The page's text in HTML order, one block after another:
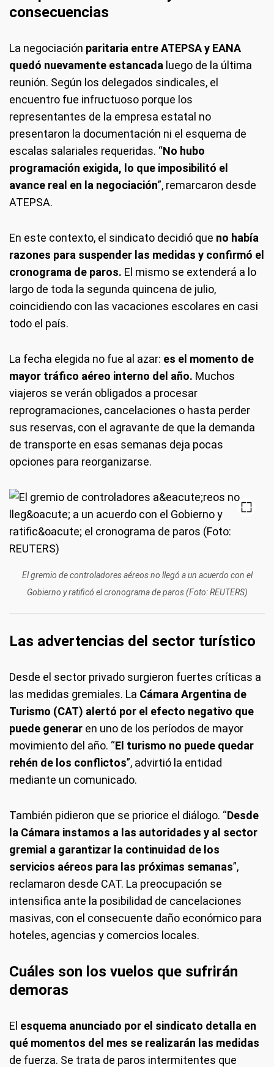
consecuencias
La negociación paritaria entre ATEPSA y EANA
quedó nuevamente estancada luego de la última
reunión. Según los delegados sindicales, el
encuentro fue infructuoso porque los
representantes de la empresa estatal no
presentaron la documentación ni el esquema de
escalas salariales requeridas. “No hubo
programación exigida, lo que imposibilitó el
avance real en la negociación”, remarcaron desde
ATEPSA.
En este contexto, el sindicato decidió que no había
razones para suspender las medidas y confirmó el
cronograma de paros. El mismo se extenderá a lo
largo de toda la segunda quincena de julio,
coincidiendo con las vacaciones escolares en casi
todo el país.
La fecha elegida no fue al azar: es el momento de
mayor tráfico aéreo interno del año. Muchos
viajeros se verán obligados a procesar
reprogramaciones, cancelaciones o hasta perder
sus reservas, con el agravante de que la demanda
de transporte en esas semanas deja pocas
opciones para reorganizarse.
El gremio de controladores aéreos no llegó a un acuerdo con el
Gobierno y ratificó el cronograma de paros (Foto: REUTERS)
Las advertencias del sector turístico
Desde el sector privado surgieron fuertes críticas a
las medidas gremiales. La Cámara Argentina de
Turismo (CAT) alertó por el efecto negativo que
puede generar en uno de los períodos de mayor
movimiento del año. “El turismo no puede quedar
rehén de los conflictos”, advirtió la entidad
mediante un comunicado.
También pidieron que se priorice el diálogo. “Desde
la Cámara instamos a las autoridades y al sector
gremial a garantizar la continuidad de los
servicios aéreos para las próximas semanas”,
reclamaron desde CAT. La preocupación se
intensifica ante la posibilidad de cancelaciones
masivas, con el consecuente daño económico para
hoteles, agencias y comercios locales.
Cuáles son los vuelos que sufrirán
demoras
El esquema anunciado por el sindicato detalla en
qué momentos del mes se realizarán las medidas
de fuerza. Se trata de paros intermitentes que